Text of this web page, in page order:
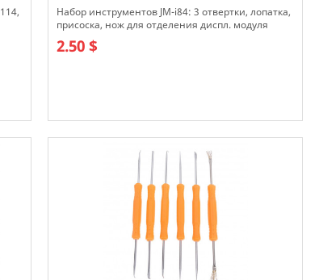
Набор инструментов JM-i84: 3 отвертки, лопатка,
присоска, нож для отделения диспл. модуля
2.50 $